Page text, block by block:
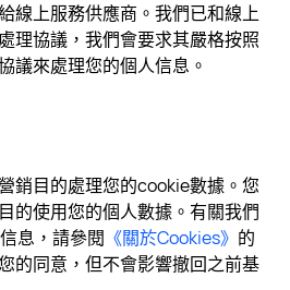
線上服務供應商。我們已和線上
理協議，我們會要求其嚴格按照
議來處理您的個人信息。
銷目的處理您的cookie數據。您
的使用您的個人數據。有關我們
息，請參閱 《關於Cookies》 的
的同意，但不會影響撤回之前基